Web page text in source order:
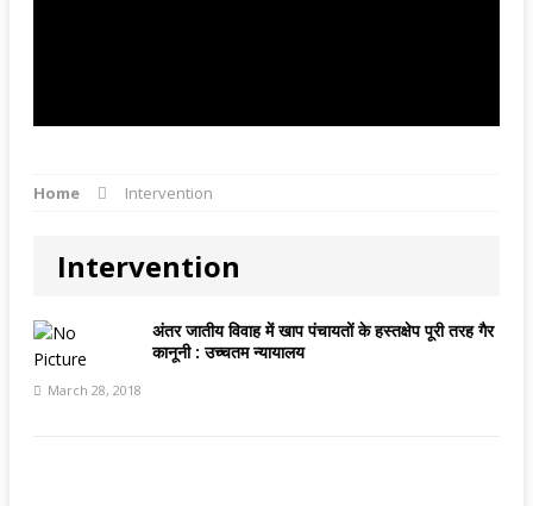
Home Intervention
Intervention
अंतर जातीय विवाह में खाप पंचायतों के हस्‍तक्षेप पूरी तरह गैर
कानूनी : उच्‍चतम न्‍यायालय
March 28, 2018